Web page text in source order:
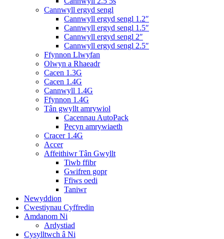
Cannwyll ergyd sengl
Cannwyll ergyd sengl 1.2″
Cannwyll ergyd sengl 1.5″
Cannwyll ergyd sengl 2″
Cannwyll ergyd sengl 2.5″
Ffynnon Llwyfan
Olwyn a Rhaeadr
Cacen 1.3G
Cacen 1.4G
Cannwyll 1.4G
Ffynnon 1.4G
Tân gwyllt amrywiol
Cacennau AutoPack
Pecyn amrywiaeth
Cracer 1.4G
Accer
Affeithiwr Tân Gwyllt
Tiwb ffibr
Gwifren gopr
Ffiws oedi
Taniwr
Newyddion
Cwestiynau Cyffredin
Amdanom Ni
Ardystiad
Cysylltwch â Ni